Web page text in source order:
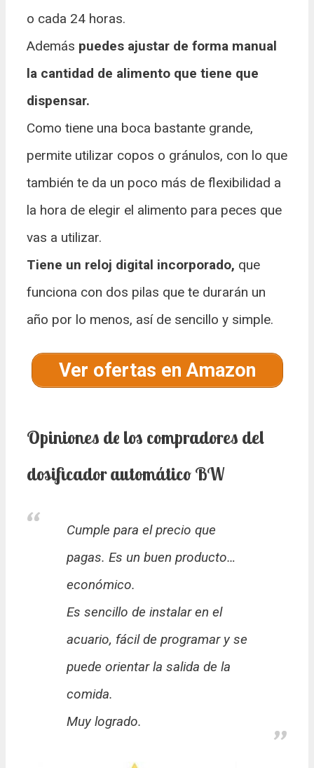
o cada 24 horas.
Además puedes ajustar de forma manual
la cantidad de alimento que tiene que
dispensar.
Como tiene una boca bastante grande,
permite utilizar copos o gránulos, con lo que
también te da un poco más de flexibilidad a
la hora de elegir el alimento para peces que
vas a utilizar.
Tiene un reloj digital incorporado, que
funciona con dos pilas que te durarán un
año por lo menos, así de sencillo y simple.
Ver ofertas en Amazon
Opiniones de los compradores del
dosificador automático BW
Cumple para el precio que
pagas. Es un buen producto…
económico.
Es sencillo de instalar en el
acuario, fácil de programar y se
puede orientar la salida de la
comida.
Muy logrado.